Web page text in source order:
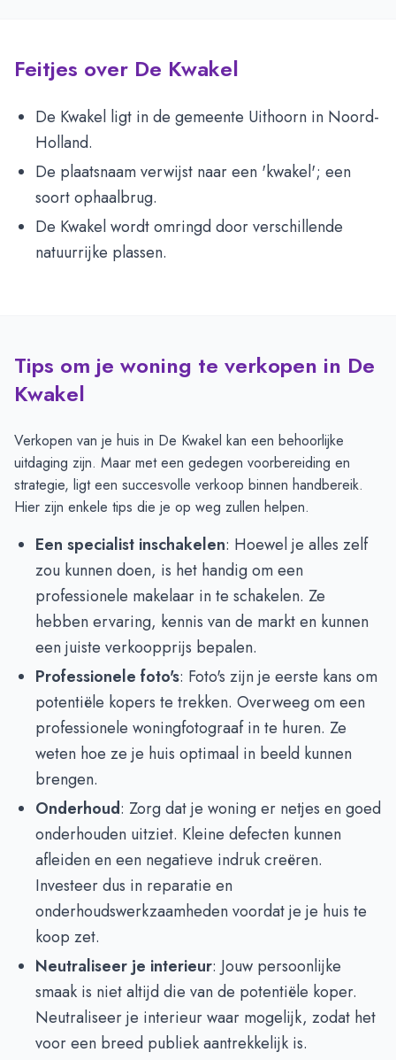
Feitjes over De Kwakel
De Kwakel ligt in de gemeente Uithoorn in Noord-
Holland.
De plaatsnaam verwijst naar een 'kwakel'; een
soort ophaalbrug.
De Kwakel wordt omringd door verschillende
natuurrijke plassen.
Tips om je woning te verkopen in De
Kwakel
Verkopen van je huis in De Kwakel kan een behoorlijke
uitdaging zijn. Maar met een gedegen voorbereiding en
strategie, ligt een succesvolle verkoop binnen handbereik.
Hier zijn enkele tips die je op weg zullen helpen.
Een specialist inschakelen: Hoewel je alles zelf
zou kunnen doen, is het handig om een
professionele makelaar in te schakelen. Ze
hebben ervaring, kennis van de markt en kunnen
een juiste verkoopprijs bepalen.
Professionele foto's: Foto's zijn je eerste kans om
potentiële kopers te trekken. Overweeg om een
professionele woningfotograaf in te huren. Ze
weten hoe ze je huis optimaal in beeld kunnen
brengen.
Onderhoud: Zorg dat je woning er netjes en goed
onderhouden uitziet. Kleine defecten kunnen
afleiden en een negatieve indruk creëren.
Investeer dus in reparatie en
onderhoudswerkzaamheden voordat je je huis te
koop zet.
Neutraliseer je interieur: Jouw persoonlijke
smaak is niet altijd die van de potentiële koper.
Neutraliseer je interieur waar mogelijk, zodat het
voor een breed publiek aantrekkelijk is.